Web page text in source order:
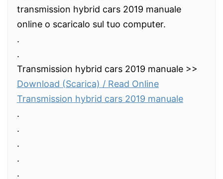
transmission hybrid cars 2019 manuale
online o scaricalo sul tuo computer.
.
.
Transmission hybrid cars 2019 manuale >>
Download (Scarica) / Read Online
Transmission hybrid cars 2019 manuale
.
.
.
.
.